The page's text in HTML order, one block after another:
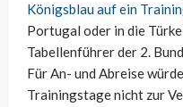
Königsblau auf ein
Portugal oder in die
Tabellenführer der 2.
Für An- und Abreise
Trainingstage nicht zur